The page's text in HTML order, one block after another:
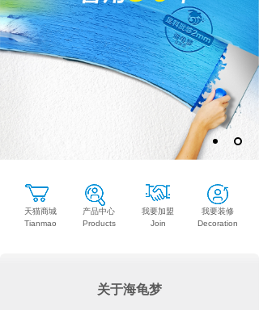
我要装修
Decoration
我要加盟
Join
产品中心
我要装修
Decoration
我要加盟
Join
产品中心
Products
天猫商城
Tianmao
关于海龟梦